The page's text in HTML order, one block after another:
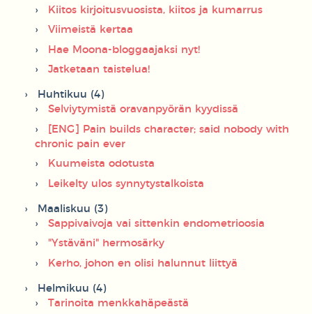
Kiitos kirjoitusvuosista, kiitos ja kumarrus
Viimeistä kertaa
Hae Moona-bloggaajaksi nyt!
Jatketaan taistelua!
Huhtikuu (4)
Selviytymistä oravanpyörän kyydissä
[ENG] Pain builds character; said nobody with
chronic pain ever
Kuumeista odotusta
Leikelty ulos synnytystalkoista
Maaliskuu (3)
Sappivaivoja vai sittenkin endometrioosia
"Ystäväni" hermosärky
Kerho, johon en olisi halunnut liittyä
Helmikuu (4)
Tarinoita menkkahäpeästä